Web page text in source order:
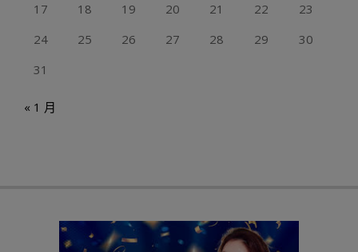
17
18 19 20 21 22
23
24
25 26 27 28 29
30
31
« 1 月